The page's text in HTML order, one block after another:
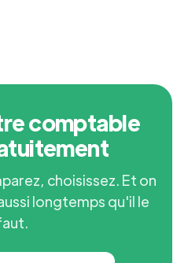
comptable
choisissez. Et on
longtemps qu'il le